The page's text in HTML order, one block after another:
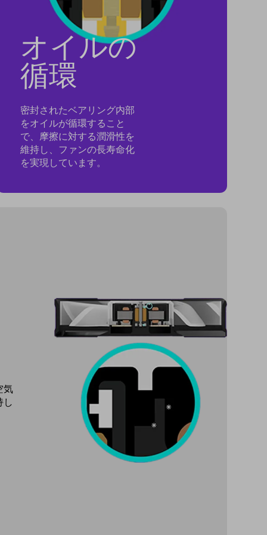
オイルの
循環
密封されたベアリング内部
をオイルが循環すること
で、摩擦に対する潤滑性を
維持し、ファンの長寿命化
を実現しています。
気
し